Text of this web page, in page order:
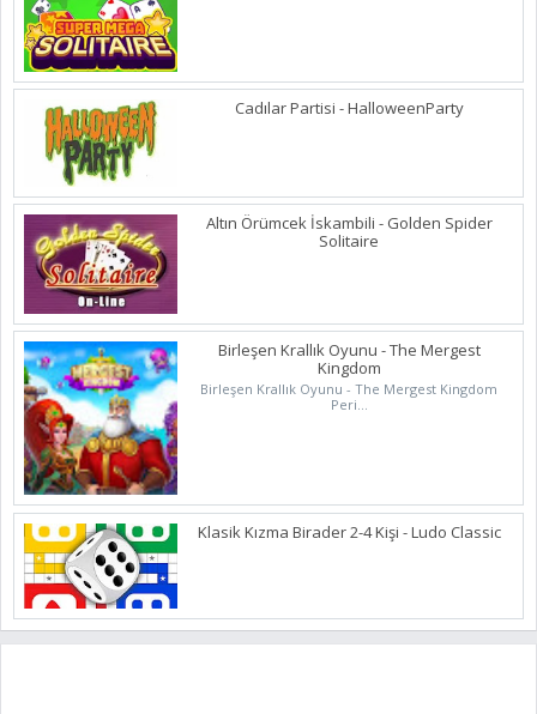
Cadılar Partisi - HalloweenParty
Altın Örümcek İskambili - Golden Spider
Solitaire
Birleşen Krallık Oyunu - The Mergest
Kingdom
Birleşen Krallık Oyunu - The Mergest Kingdom
Peri...
Klasik Kızma Birader 2-4 Kişi - Ludo Classic